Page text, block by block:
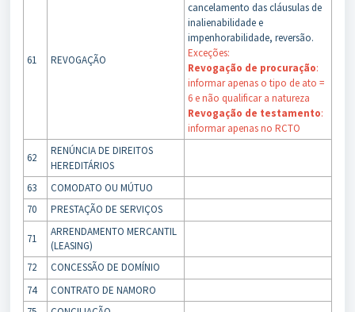
61 REVOGAÇÃO
cancelamento das cláusulas de
inalienabilidade e
impenhorabilidade, reversão.
Exceções:
Revogação de procuração:
informar apenas o tipo de ato =
6 e não qualificar a natureza
Revogação de testamento:
informar apenas no RCTO
62
RENÚNCIA DE DIREITOS
HEREDITÁRIOS
63
COMODATO OU MÚTUO
70
PRESTAÇÃO DE SERVIÇOS
71
ARRENDAMENTO MERCANTIL
(LEASING)
72
CONCESSÃO DE DOMÍNIO
74
CONTRATO DE NAMORO